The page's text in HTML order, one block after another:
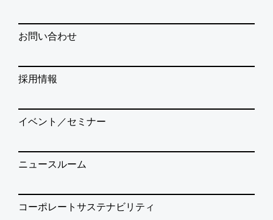
お問い合わせ
採用情報
イベント／セミナー
ニュースルーム
コーポレートサステナビリティ